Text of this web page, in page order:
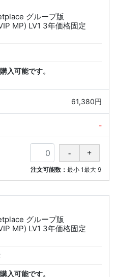
グループ版
MP) LV1 3年価格固定
入可能です。
61,380円
-
注文可能数：最小 1最大 9
グループ版
MP) LV1 3年価格固定
入可能です。